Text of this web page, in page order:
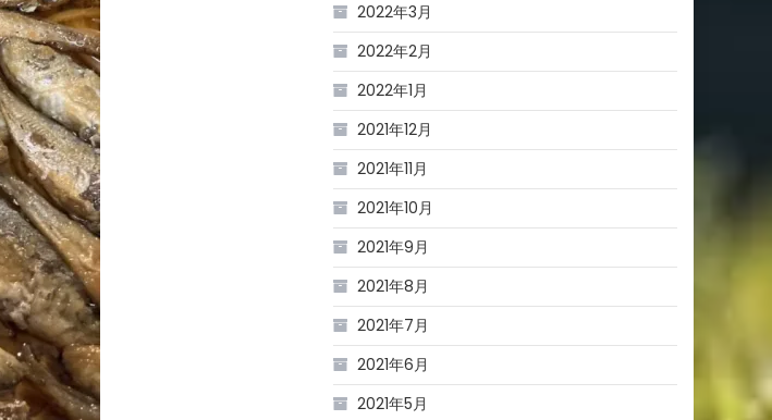
2022年3月
2022年2月
2022年1月
2021年12月
2021年11月
2021年10月
2021年9月
2021年8月
2021年7月
2021年6月
2021年5月